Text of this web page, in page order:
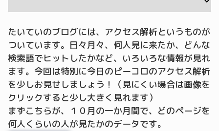
たいていのブログには、アクセス解析というものが
ついています。日々月々、何人見に来たか、どんな
検索語でヒットしたかなど、いろいろな情報が見れ
ます。今回は特別に今日のピーコロのアクセス解析
を少しお見せしましょう！（見にくい場合は画像を
クリックすると少し大きく見れます）
まずこちらが、１０月の一か月間で、どのページを
何人くらいの人が見たかのデータです。